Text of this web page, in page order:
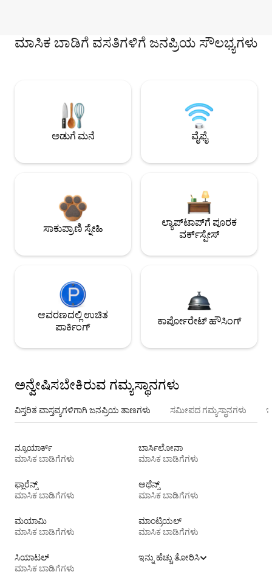
ಮಾಸಿಕ ಬಾಡಿಗೆ ವಸತಿಗಳಿಗೆ ಜನಪ್ರಿಯ ಸೌಲಭ್ಯಗಳು
ಅಡುಗೆ ಮನೆ ವೈಫೈ
ಸಾಕುಪ್ರಾಣಿ ಸ್ನೇಹಿ
ಲ್ಯಾಪ್‌ಟಾಪ್‌ಗೆ ಪೂರಕ
ವರ್ಕ್‌ಸ್ಪೇಸ್
ಆವರಣದಲ್ಲಿ ಉಚಿತ
ಪಾರ್ಕಿಂಗ್
ಕಾರ್ಪೋರೇಟ್ ಹೌಸಿಂಗ್
ಅನ್ವೇಷಿಸಬೇಕಿರುವ ಗಮ್ಯಸ್ಥಾನಗಳು
ವಿಸ್ತರಿತ ವಾಸ್ತವ್ಯಗಳಿಗಾಗಿ ಜನಪ್ರಿಯ ತಾಣಗಳು ಸಮೀಪದ ಗಮ್ಯಸ್ಥಾನಗಳು
ನ್ಯೂಯಾರ್ಕ್
ಮಾಸಿಕ ಬಾಡಿಗೆಗಳು
ಬಾರ್ಸಿಲೋನಾ
ಮಾಸಿಕ ಬಾಡಿಗೆಗಳು
ಫ್ಲಾರೆನ್ಸ್
ಮಾಸಿಕ ಬಾಡಿಗೆಗಳು
ಅಥೆನ್ಸ್
ಮಾಸಿಕ ಬಾಡಿಗೆಗಳು
ಮಯಾಮಿ
ಮಾಸಿಕ ಬಾಡಿಗೆಗಳು
ಮಾಂಟ್ರಿಯಲ್
ಮಾಸಿಕ ಬಾಡಿಗೆಗಳು
ಸಿಯಾಟಲ್
ಮಾಸಿಕ ಬಾಡಿಗೆಗಳು
ಇನ್ನು ಹೆಚ್ಚು ತೋರಿಸಿ